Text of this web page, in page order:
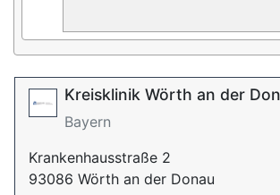
Kreisklinik Wörth an der
Bayern
Krankenhausstraße 2
93086 Wörth an der Donau